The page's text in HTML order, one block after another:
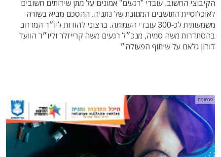
הקיבוצי החשוב. עובדי "רגעים" אמונים על מתן שירותים חשובים
לאוכלוסיית התושבים המגוונת של נתניה. ההסכם מביא בשורה
משמעותית לכ-300 עובדי העמותה. ברצוני להודות ליו״ר המרחב
בהסתדרות משה סמיה, מנכ״ל רגעים משה קרייזלר וליו״ר הוועד
דורון גלאם על שיתוף הפעולה״
פרסומת